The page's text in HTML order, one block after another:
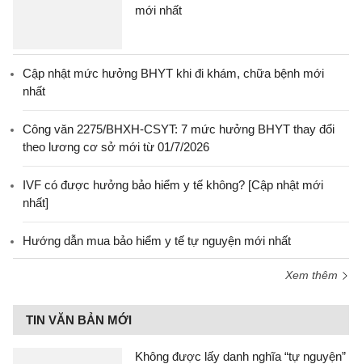
mới nhất
Cập nhật mức hưởng BHYT khi đi khám, chữa bệnh mới
nhất
Công văn 2275/BHXH-CSYT: 7 mức hưởng BHYT thay đổi
theo lương cơ sở mới từ 01/7/2026
IVF có được hưởng bảo hiểm y tế không? [Cập nhật mới
nhất]
Hướng dẫn mua bảo hiểm y tế tự nguyện mới nhất
Xem thêm
TIN VĂN BẢN MỚI
Không được lấy danh nghĩa “tự nguyện”